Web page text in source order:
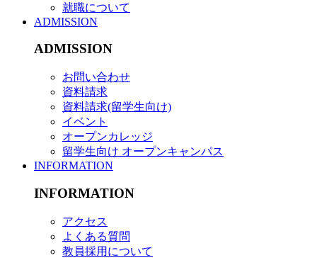
就職について
ADMISSION
ADMISSION
お問い合わせ
資料請求
資料請求(留学生向け)
イベント
オープンカレッジ
留学生向け オープンキャンパス
INFORMATION
INFORMATION
アクセス
よくある質問
教員採用について